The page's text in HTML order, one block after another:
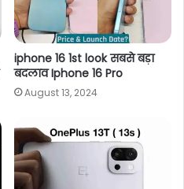
iphone 16 1st look सबसे बड़ा
बदलाव Iphone 16 Pro
August 13, 2024